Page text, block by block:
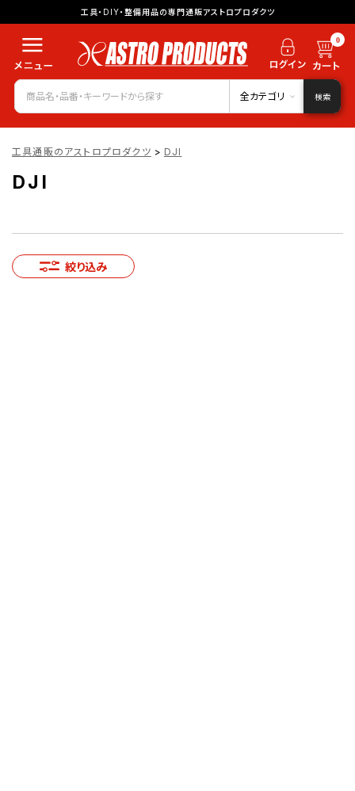
工具・DIY・整備用品の専門通販アストロプロダクツ
0
全カテゴリ 検索
工具通販のアストロプロダクツ > DJI
DJI
絞り込み